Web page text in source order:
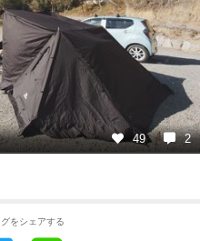
49 2
をシェアする